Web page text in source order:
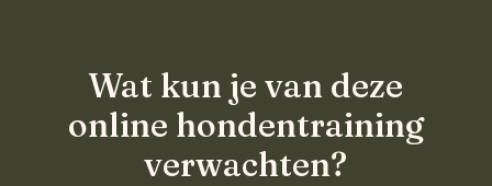
Wat kun je van deze
online hondentraining
verwachten?